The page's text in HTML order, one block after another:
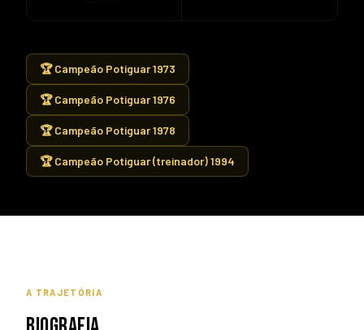
🏆 Campeão Potiguar 1973
🏆 Campeão Potiguar 1976
🏆 Campeão Potiguar 1978
🏆 Campeão Potiguar (treinador) 1994
A TRAJETÓRIA